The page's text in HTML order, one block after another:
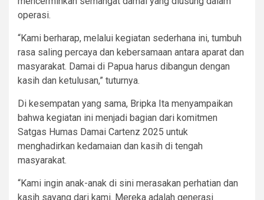
operasi.
“Kami berharap, melalui kegiatan sederhana ini, tumbuh
rasa saling percaya dan kebersamaan antara aparat dan
masyarakat. Damai di Papua harus dibangun dengan
kasih dan ketulusan,” tuturnya.
Di kesempatan yang sama, Bripka Ita menyampaikan
bahwa kegiatan ini menjadi bagian dari komitmen
Satgas Humas Damai Cartenz 2025 untuk
menghadirkan kedamaian dan kasih di tengah
masyarakat.
“Kami ingin anak-anak di sini merasakan perhatian dan
kasih sayang dari kami. Mereka adalah generasi